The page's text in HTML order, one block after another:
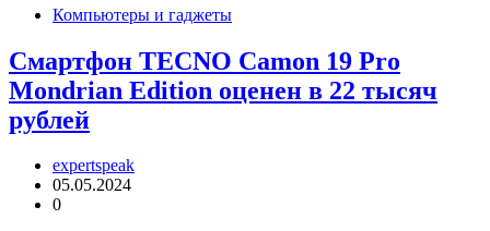
Компьютеры и гаджеты
Смартфон TECNO Camon 19 Pro
Mondrian Edition оценен в 22 тысяч
рублей
expertspeak
05.05.2024
0